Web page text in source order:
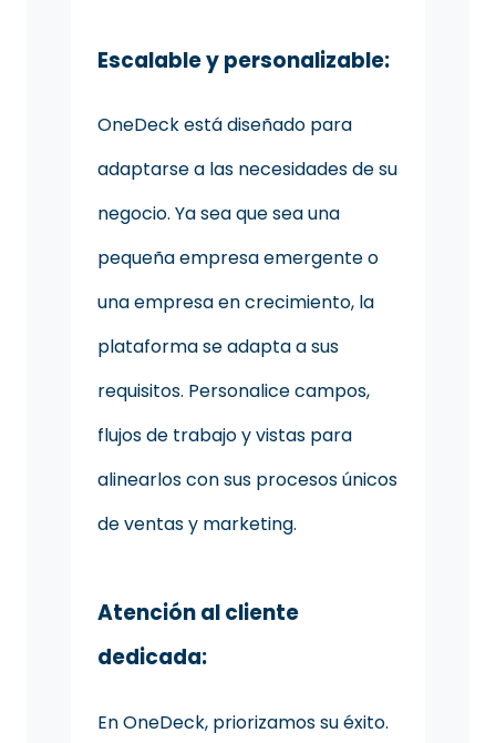
Escalable y personalizable:
OneDeck está diseñado para
adaptarse a las necesidades de su
negocio. Ya sea que sea una
pequeña empresa emergente o
una empresa en crecimiento, la
plataforma se adapta a sus
requisitos. Personalice campos,
flujos de trabajo y vistas para
alinearlos con sus procesos únicos
de ventas y marketing.
Atención al cliente
dedicada:
En OneDeck, priorizamos su éxito.